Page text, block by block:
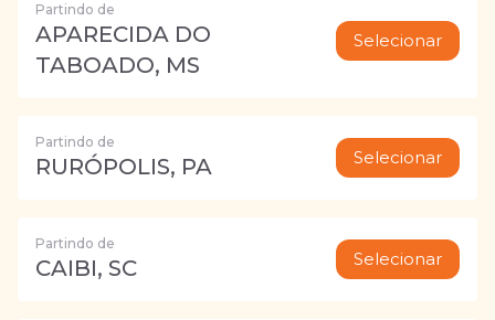
Partindo de
APARECIDA DO
TABOADO, MS
Selecionar
Partindo de
RURÓPOLIS, PA Selecionar
Partindo de
CAIBI, SC Selecionar